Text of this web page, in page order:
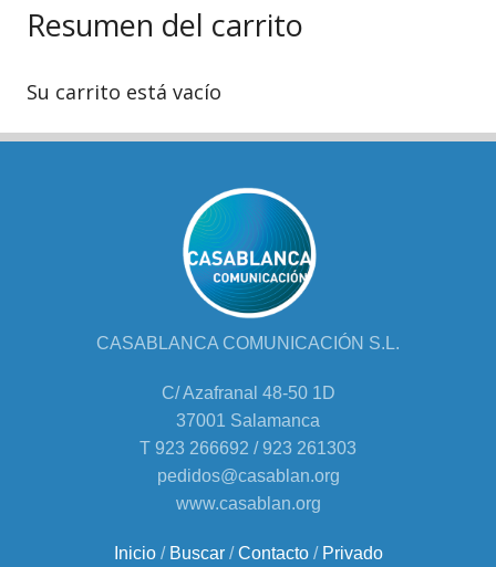
Resumen del carrito
Su carrito está vacío
CASABLANCA COMUNICACIÓN S.L.
C/ Azafranal 48-50 1D
37001 Salamanca
T 923 266692 / 923 261303
pedidos@casablan.org
www.casablan.org
Inicio/ Buscar/Contacto/ Privado